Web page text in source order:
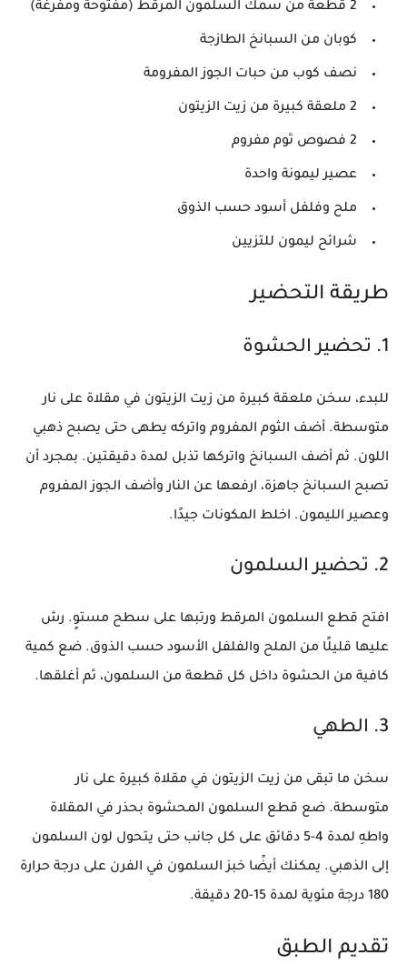
2 قطعة من سمك السلمون المرقط (مفتوحة ومفرغة)
كوبان من السبانخ الطازجة
نصف كوب من حبات الجوز المفرومة
2 ملعقة كبيرة من زيت الزيتون
2 فصوص ثوم مفروم
عصير ليمونة واحدة
ملح وفلفل أسود حسب الذوق
شرائح ليمون للتزيين
طريقة التحضير
1. تحضير الحشوة
للبدء، سخن ملعقة كبيرة من زيت الزيتون في مقلاة على نار
متوسطة. أضف الثوم المفروم واتركه يطهى حتى يصبح ذهبي
اللون. ثم أضف السبانخ واتركها تذبل لمدة دقيقتين. بمجرد أن
تصبح السبانخ جاهزة، ارفعها عن النار وأضف الجوز المفروم
وعصير الليمون. اخلط المكونات جيدًا.
2. تحضير السلمون
افتح قطع السلمون المرقط ورتبها على سطح مستوٍ. رش
عليها قليلًا من الملح والفلفل الأسود حسب الذوق. ضع كمية
كافية من الحشوة داخل كل قطعة من السلمون، ثم أغلقها.
3. الطهي
سخن ما تبقى من زيت الزيتون في مقلاة كبيرة على نار
متوسطة. ضع قطع السلمون المحشوة بحذر في المقلاة
واطهِ لمدة 4-5 دقائق على كل جانب حتى يتحول لون السلمون
إلى الذهبي. يمكنك أيضًا خبز السلمون في الفرن على درجة حرارة
180 درجة مئوية لمدة 15-20 دقيقة.
تقديم الطبق